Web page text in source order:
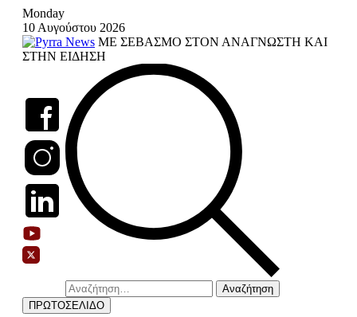
Skip
content
Monday
10 Αυγούστου 2026
ΜΕ ΣΕΒΑΣΜΟ ΣΤΟΝ ΑΝΑΓΝΩΣΤΗ ΚΑΙ
ΣΤΗΝ ΕΙΔΗΣΗ
Αναζήτηση
για:
ΠΡΩΤΟΣΕΛΙΔΟ